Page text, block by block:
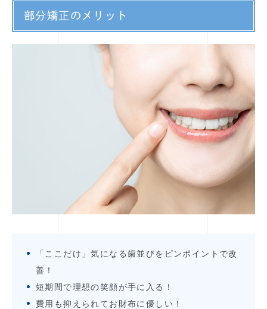
部分矯正のメリット
「ここだけ」気になる歯並びをピンポイントで改
善！
短期間で理想の笑顔が手に入る！
費用も抑えられてお財布に優しい！